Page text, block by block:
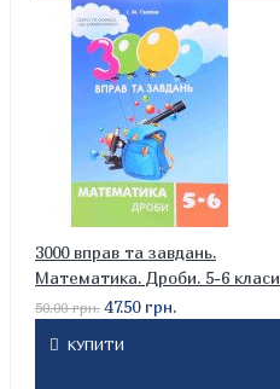
3000 вправ та завдань.
Математика. Дроби. 5-6 класи
50.00 грн. 47.50 грн.
КУПИТИ